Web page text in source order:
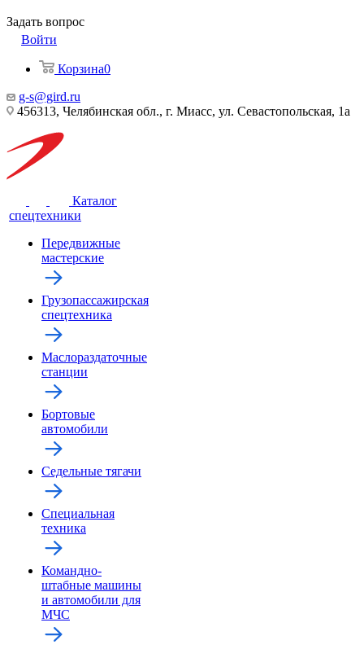
Задать вопрос
Войти
Корзина0
g-s@gird.ru
456313, Челябинская обл., г. Миасс, ул. Севастопольская, 1а
Каталог
спецтехники
Передвижные
мастерские
Грузопассажирская
спецтехника
Маслораздаточные
станции
Бортовые
автомобили
Седельные тягачи
Специальная
техника
Командно-
штабные машины
и автомобили для
МЧС